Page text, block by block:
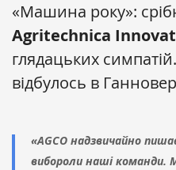
«Машина року»:
Agritechnica
глядацьких
відбулось в
«AGCO надзвичайно
вибороли наші команди.